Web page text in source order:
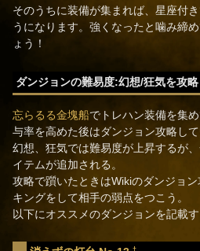
そのうちに装備が集まれば、星座付
うになります。強くなったと噛み締
ょう！
ダンジョンの難易度:幻想/狂気を攻
忘らるる金塊船でトレハン装備を集
与率を高めた後はダンジョン攻略して
幻想、狂気では難易度が上昇するが
イテムが追加される。
攻略で躓いたときはWikiのダンジョ
キングをして相手の弱点をつこう。
以下にオススメのダンジョンを記載す
†